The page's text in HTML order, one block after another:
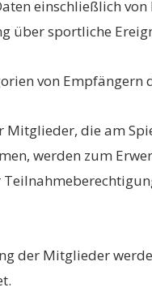
einschließlich
über sportliche
von Empfängern
Mitglieder, die am
werden zum
der Mitglieder